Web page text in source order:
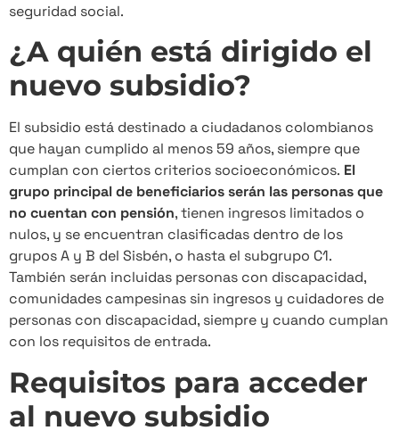
seguridad social.
¿A quién está dirigido el
nuevo subsidio?
El subsidio está destinado a ciudadanos colombianos
que hayan cumplido al menos 59 años, siempre que
cumplan con ciertos criterios socioeconómicos. El
grupo principal de beneficiarios serán las personas que
no cuentan con pensión, tienen ingresos limitados o
nulos, y se encuentran clasificadas dentro de los
grupos A y B del Sisbén, o hasta el subgrupo C1.
También serán incluidas personas con discapacidad,
comunidades campesinas sin ingresos y cuidadores de
personas con discapacidad, siempre y cuando cumplan
con los requisitos de entrada.
Requisitos para acceder
al nuevo subsidio